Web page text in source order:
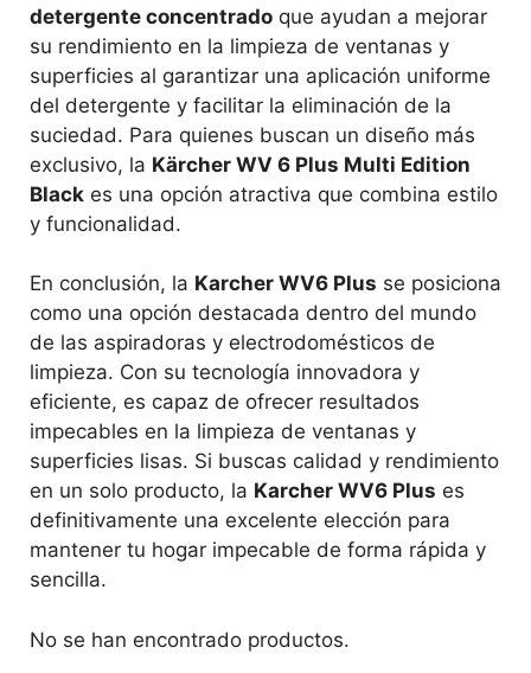
detergente concentrado que ayudan a mejorar
su rendimiento en la limpieza de ventanas y
superficies al garantizar una aplicación uniforme
del detergente y facilitar la eliminación de la
suciedad. Para quienes buscan un diseño más
exclusivo, la Kärcher WV 6 Plus Multi Edition
Black es una opción atractiva que combina estilo
y funcionalidad.
En conclusión, la Karcher WV6 Plus se posiciona
como una opción destacada dentro del mundo
de las aspiradoras y electrodomésticos de
limpieza. Con su tecnología innovadora y
eficiente, es capaz de ofrecer resultados
impecables en la limpieza de ventanas y
superficies lisas. Si buscas calidad y rendimiento
en un solo producto, la Karcher WV6 Plus es
definitivamente una excelente elección para
mantener tu hogar impecable de forma rápida y
sencilla.
No se han encontrado productos.